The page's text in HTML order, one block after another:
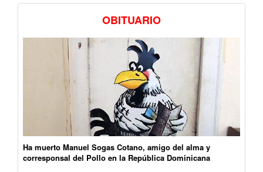
OBITUARIO
Ha muerto Manuel Sogas Cotano, amigo del alma y
corresponsal del Pollo en la República Dominicana